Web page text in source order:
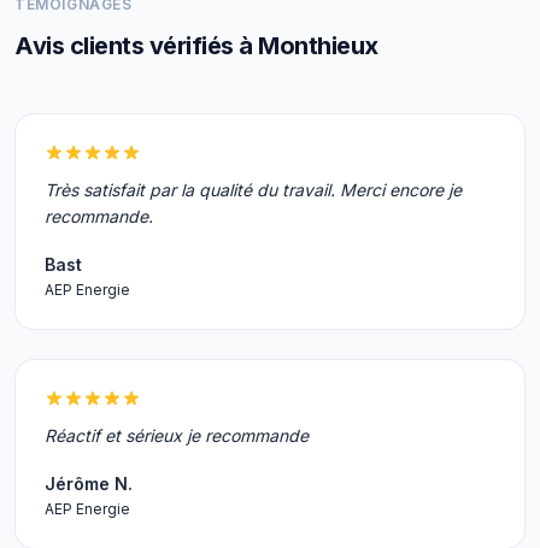
TÉMOIGNAGES
Avis clients vérifiés à Monthieux
Très satisfait par la qualité du travail. Merci encore je
recommande.
Bast
AEP Energie
Réactif et sérieux je recommande
Jérôme N.
AEP Energie